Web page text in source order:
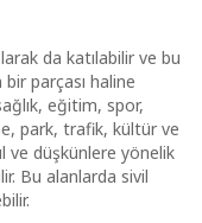
da katılabilir ve bu
parçası haline
eğitim, spor,
park, trafik, kültür ve
ve düşkünlere yönelik
Bu alanlarda sivil